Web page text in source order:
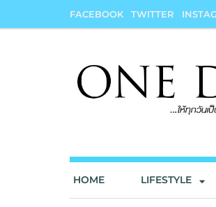
FACEBOOK TWITTER
HOME LIFESTYLE